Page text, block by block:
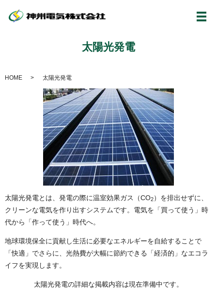
メ
太陽光発電
HOME 太陽光発電
太陽光発電とは、発電の際に温室効果ガス（CO2）を排出せずに、
クリーンな電気を作り出すシステムです。電気を「買って使う」時
代から「作って使う」時代へ。
地球環境保全に貢献し生活に必要なエネルギーを自給することで
「快適」でさらに、光熱費が大幅に節約できる「経済的」なエコラ
イフを実現します。
太陽光発電の詳細な掲載内容は現在準備中です。